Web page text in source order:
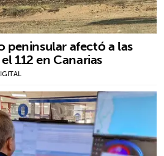
peninsular afectó a las
112 en Canarias